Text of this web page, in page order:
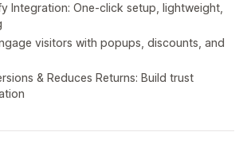
Integration: One-click setup, lightweight,
visitors with popups, discounts, and
& Reduces Returns: Build trust